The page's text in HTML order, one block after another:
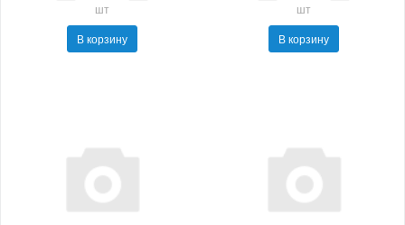
шт
В корзину
шт
В корзину